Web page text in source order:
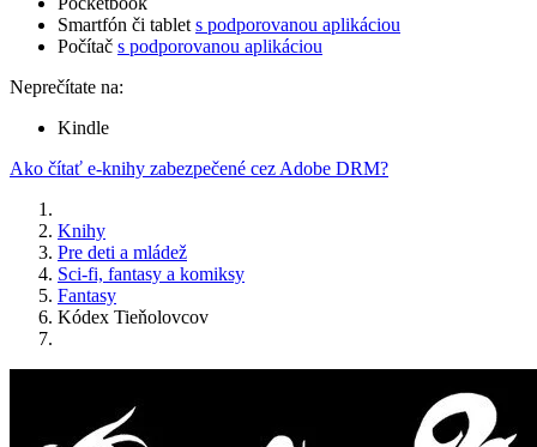
Smartfón či tablet s podporovanou aplikáciou
Počítač s podporovanou aplikáciou
Neprečítate na:
Kindle
Ako čítať e-knihy zabezpečené cez Adobe DRM?
Knihy
Pre deti a mládež
Sci-fi, fantasy a komiksy
Fantasy
Kódex Tieňolovcov